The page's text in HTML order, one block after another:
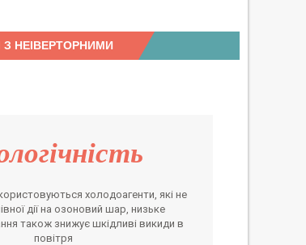
НЕІВЕРТОРНИМИ
холодоагенти, які не
дії на озоновий шар, низьке
також знижує шкідливі викиди в
повітря